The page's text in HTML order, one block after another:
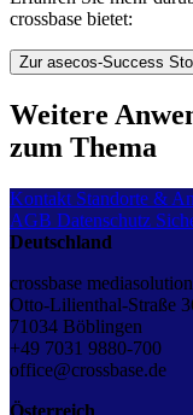
crossbase bietet:
Zur asecos-Success
Weitere
zum Thema
Kontakt Standorte &
AGB Datenschutz
Deutschland
crossbase
Otto-Lilienthal-Straße
71034 Böblingen
+49 7031 9880-700
office@crossbase.de
Österreich